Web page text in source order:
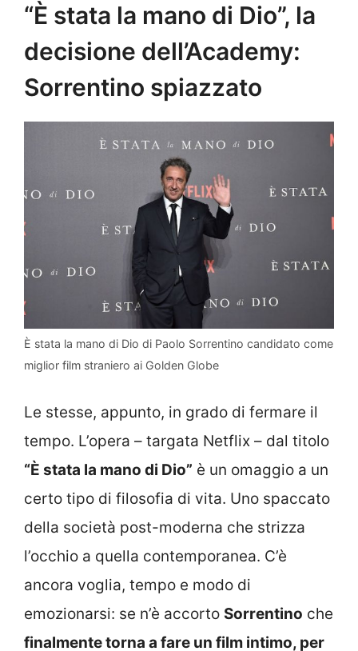
“È stata la mano di Dio”, la
decisione dell’Academy:
Sorrentino spiazzato
È stata la mano di Dio di Paolo Sorrentino candidato come
miglior film straniero ai Golden Globe
Le stesse, appunto, in grado di fermare il
tempo. L’opera – targata Netflix – dal titolo
“È stata la mano di Dio” è un omaggio a un
certo tipo di filosofia di vita. Uno spaccato
della società post-moderna che strizza
l’occhio a quella contemporanea. C’è
ancora voglia, tempo e modo di
emozionarsi: se n’è accorto Sorrentino che
finalmente torna a fare un film intimo, per